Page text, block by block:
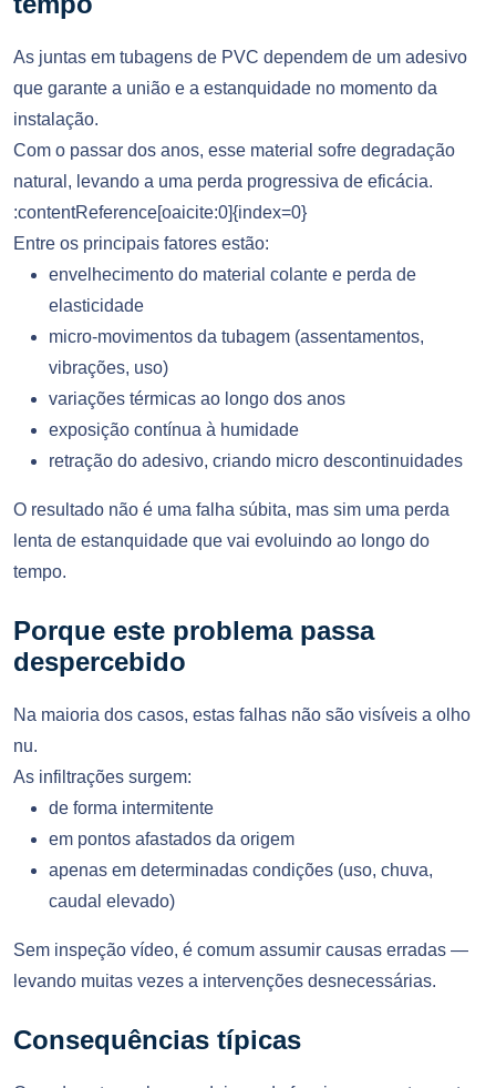
As juntas em tubagens de PVC dependem de um adesivo
que garante a união e a estanquidade no momento da
instalação.
Com o passar dos anos, esse material sofre degradação
natural, levando a uma perda progressiva de eficácia.
:contentReference[oaicite:0]{index=0}
Entre os principais fatores estão:
envelhecimento do material colante e perda de
elasticidade
micro-movimentos da tubagem (assentamentos,
vibrações, uso)
variações térmicas ao longo dos anos
exposição contínua à humidade
retração do adesivo, criando micro descontinuidades
O resultado não é uma falha súbita, mas sim uma perda
lenta de estanquidade que vai evoluindo ao longo do
tempo.
Porque este problema passa
despercebido
Na maioria dos casos, estas falhas não são visíveis a olho
nu.
As infiltrações surgem:
de forma intermitente
em pontos afastados da origem
apenas em determinadas condições (uso, chuva,
caudal elevado)
Sem inspeção vídeo, é comum assumir causas erradas —
levando muitas vezes a intervenções desnecessárias.
Consequências típicas